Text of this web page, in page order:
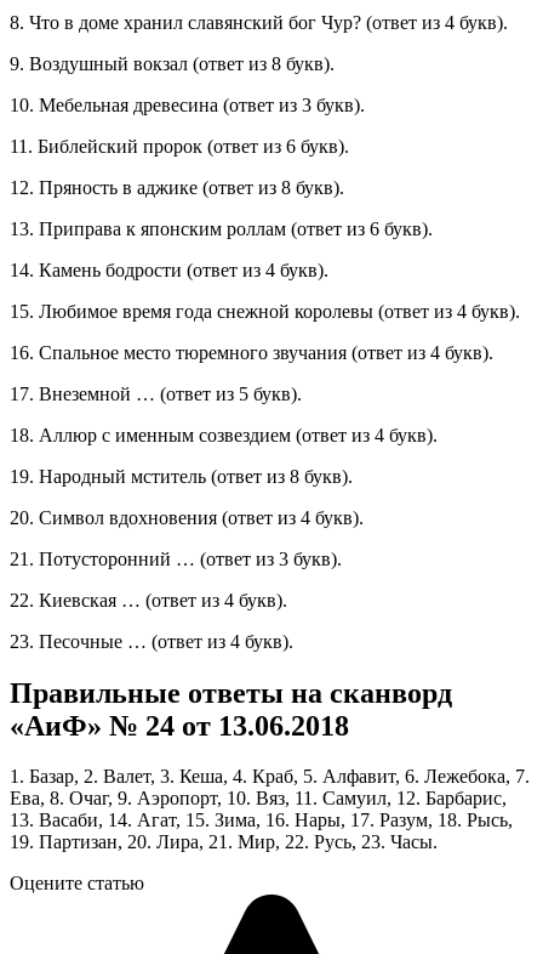
8. Что в доме хранил славянский бог Чур? (ответ из 4 букв).
9. Воздушный вокзал (ответ из 8 букв).
10. Мебельная древесина (ответ из 3 букв).
11. Библейский пророк (ответ из 6 букв).
12. Пряность в аджике (ответ из 8 букв).
13. Приправа к японским роллам (ответ из 6 букв).
14. Камень бодрости (ответ из 4 букв).
15. Любимое время года снежной королевы (ответ из 4 букв).
16. Спальное место тюремного звучания (ответ из 4 букв).
17. Внеземной … (ответ из 5 букв).
18. Аллюр с именным созвездием (ответ из 4 букв).
19. Народный мститель (ответ из 8 букв).
20. Символ вдохновения (ответ из 4 букв).
21. Потусторонний … (ответ из 3 букв).
22. Киевская … (ответ из 4 букв).
23. Песочные … (ответ из 4 букв).
Правильные ответы на сканворд
«АиФ» № 24 от 13.06.2018
1. Базар, 2. Валет, 3. Кеша, 4. Краб, 5. Алфавит, 6. Лежебока, 7.
Ева, 8. Очаг, 9. Аэропорт, 10. Вяз, 11. Самуил, 12. Барбарис,
13. Васаби, 14. Агат, 15. Зима, 16. Нары, 17. Разум, 18. Рысь,
19. Партизан, 20. Лира, 21. Мир, 22. Русь, 23. Часы.
Оцените статью